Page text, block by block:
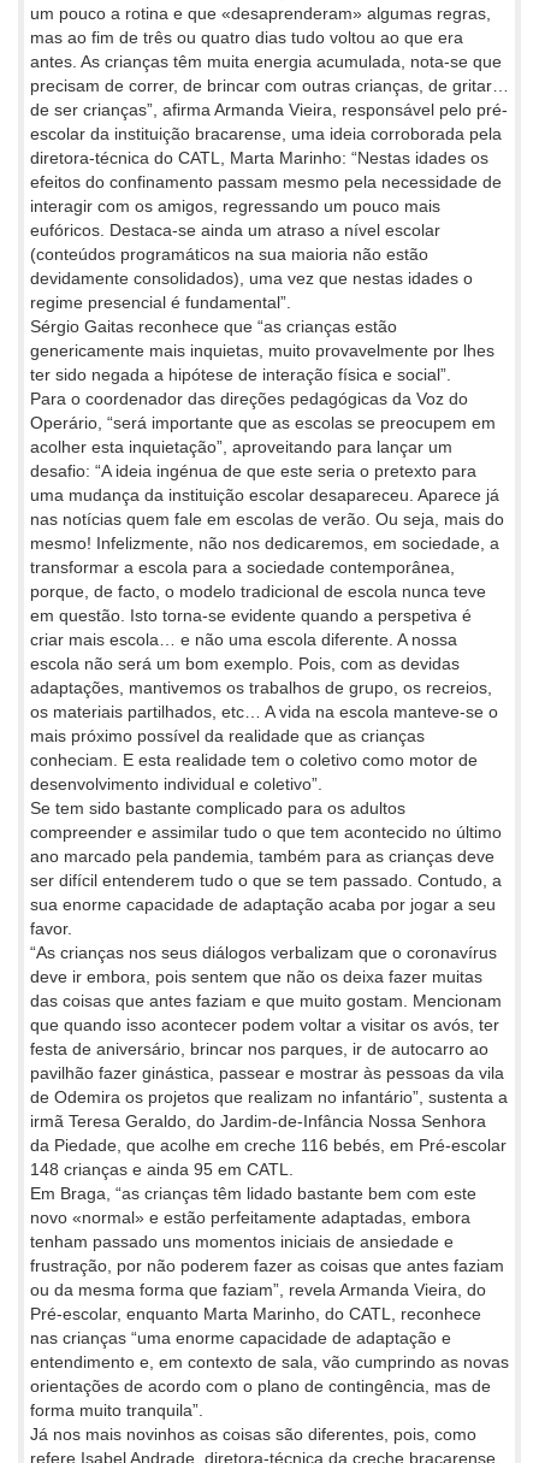
um pouco a rotina e que «desaprenderam» algumas regras,
mas ao fim de três ou quatro dias tudo voltou ao que era
antes. As crianças têm muita energia acumulada, nota-se que
precisam de correr, de brincar com outras crianças, de gritar…
de ser crianças”, afirma Armanda Vieira, responsável pelo pré-
escolar da instituição bracarense, uma ideia corroborada pela
diretora-técnica do CATL, Marta Marinho: “Nestas idades os
efeitos do confinamento passam mesmo pela necessidade de
interagir com os amigos, regressando um pouco mais
eufóricos. Destaca-se ainda um atraso a nível escolar
(conteúdos programáticos na sua maioria não estão
devidamente consolidados), uma vez que nestas idades o
regime presencial é fundamental”.
Sérgio Gaitas reconhece que “as crianças estão
genericamente mais inquietas, muito provavelmente por lhes
ter sido negada a hipótese de interação física e social”.
Para o coordenador das direções pedagógicas da Voz do
Operário, “será importante que as escolas se preocupem em
acolher esta inquietação”, aproveitando para lançar um
desafio: “A ideia ingénua de que este seria o pretexto para
uma mudança da instituição escolar desapareceu. Aparece já
nas notícias quem fale em escolas de verão. Ou seja, mais do
mesmo! Infelizmente, não nos dedicaremos, em sociedade, a
transformar a escola para a sociedade contemporânea,
porque, de facto, o modelo tradicional de escola nunca teve
em questão. Isto torna-se evidente quando a perspetiva é
criar mais escola… e não uma escola diferente. A nossa
escola não será um bom exemplo. Pois, com as devidas
adaptações, mantivemos os trabalhos de grupo, os recreios,
os materiais partilhados, etc… A vida na escola manteve-se o
mais próximo possível da realidade que as crianças
conheciam. E esta realidade tem o coletivo como motor de
desenvolvimento individual e coletivo”.
Se tem sido bastante complicado para os adultos
compreender e assimilar tudo o que tem acontecido no último
ano marcado pela pandemia, também para as crianças deve
ser difícil entenderem tudo o que se tem passado. Contudo, a
sua enorme capacidade de adaptação acaba por jogar a seu
favor.
“As crianças nos seus diálogos verbalizam que o coronavírus
deve ir embora, pois sentem que não os deixa fazer muitas
das coisas que antes faziam e que muito gostam. Mencionam
que quando isso acontecer podem voltar a visitar os avós, ter
festa de aniversário, brincar nos parques, ir de autocarro ao
pavilhão fazer ginástica, passear e mostrar às pessoas da vila
de Odemira os projetos que realizam no infantário”, sustenta a
irmã Teresa Geraldo, do Jardim-de-Infância Nossa Senhora
da Piedade, que acolhe em creche 116 bebés, em Pré-escolar
148 crianças e ainda 95 em CATL.
Em Braga, “as crianças têm lidado bastante bem com este
novo «normal» e estão perfeitamente adaptadas, embora
tenham passado uns momentos iniciais de ansiedade e
frustração, por não poderem fazer as coisas que antes faziam
ou da mesma forma que faziam”, revela Armanda Vieira, do
Pré-escolar, enquanto Marta Marinho, do CATL, reconhece
nas crianças “uma enorme capacidade de adaptação e
entendimento e, em contexto de sala, vão cumprindo as novas
orientações de acordo com o plano de contingência, mas de
forma muito tranquila”.
Já nos mais novinhos as coisas são diferentes, pois, como
refere Isabel Andrade, diretora-técnica da creche bracarense,